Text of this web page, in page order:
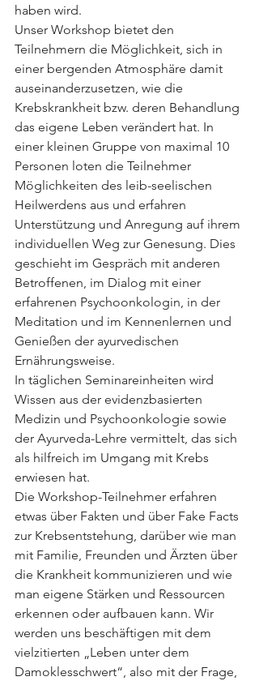
haben wird.
Unser Workshop bietet den
Teilnehmern die Möglichkeit, sich in
einer bergenden Atmosphäre damit
auseinanderzusetzen, wie die
Krebskrankheit bzw. deren Behandlung
das eigene Leben verändert hat. In
einer kleinen Gruppe von maximal 10
Personen loten die Teilnehmer
Möglichkeiten des leib-seelischen
Heilwerdens aus und erfahren
Unterstützung und Anregung auf ihrem
individuellen Weg zur Genesung. Dies
geschieht im Gespräch mit anderen
Betroffenen, im Dialog mit einer
erfahrenen Psychoonkologin, in der
Meditation und im Kennenlernen und
Genießen der ayurvedischen
Ernährungsweise.
In täglichen Seminareinheiten wird
Wissen aus der evidenzbasierten
Medizin und Psychoonkologie sowie
der Ayurveda-Lehre vermittelt, das sich
als hilfreich im Umgang mit Krebs
erwiesen hat.
Die Workshop-Teilnehmer erfahren
etwas über Fakten und über Fake Facts
zur Krebsentstehung, darüber wie man
mit Familie, Freunden und Ärzten über
die Krankheit kommunizieren und wie
man eigene Stärken und Ressourcen
erkennen oder aufbauen kann. Wir
werden uns beschäftigen mit dem
vielzitierten „Leben unter dem
Damoklesschwert“, also mit der Frage,